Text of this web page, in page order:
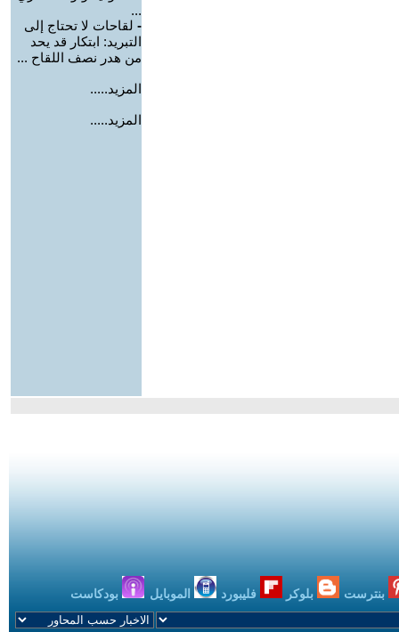
...
- لقاحات لا تحتاج إلى
التبريد: ابتكار قد يحد
من هدر نصف اللقاح ...
المزيد.....
المزيد.....
بنترست بلوكر فليبورد الموبايل بودكاست